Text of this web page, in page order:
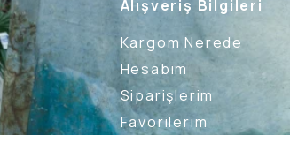
Alışveriş Bilgileri
Kargom Nerede
Hesabım
Siparişlerim
Favorilerim